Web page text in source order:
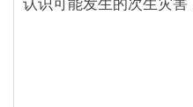
认识可能发生的次生灾